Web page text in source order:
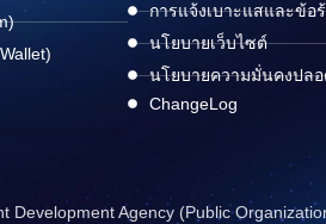
การแจ้งเบาะแสและข้อ
นโยบายเว็บไซต์
นโยบายความมั่นคงปล
ChangeLog
Development Agency (Public